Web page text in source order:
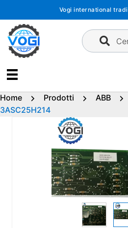
contenuto
Vogi international
Home Prodotti ABB
3ASC25H214